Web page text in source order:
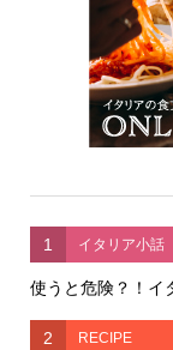
1 イタリア小話
使うと危険？！イ
2 RECIPE